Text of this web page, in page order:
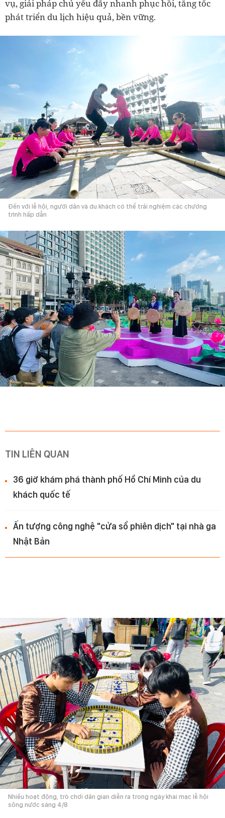
vụ, giải pháp chủ yếu đẩy nhanh phục hồi, tăng tốc
phát triển du lịch hiệu quả, bền vững.
Đến với lễ hội, người dân và du khách có thể trải nghiệm các chương
trình hấp dẫn
TIN LIÊN QUAN
36 giờ khám phá thành phố Hồ Chí Minh của du
khách quốc tế
Ấn tượng công nghệ "cửa sổ phiên dịch" tại nhà ga
Nhật Bản
Nhiều hoạt động, trò chơi dân gian diễn ra trong ngày khai mạc lễ hội
sông nước sáng 4/8